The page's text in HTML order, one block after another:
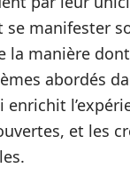
manifester
la manière
abordés
et les